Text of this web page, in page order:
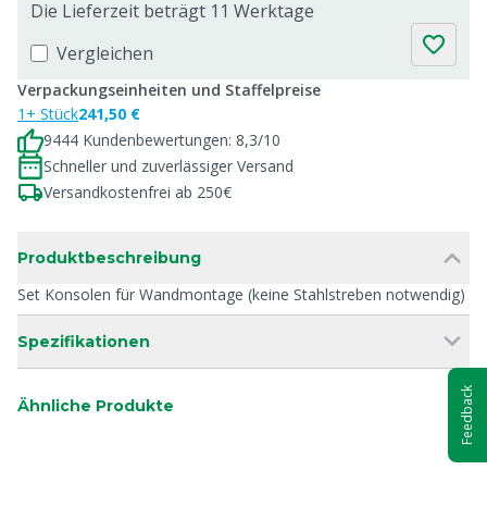
Die Lieferzeit beträgt 11 Werktage
Vergleichen
Verpackungseinheiten und Staffelpreise
1+ Stück241,50 €
9444 Kundenbewertungen: 8,3/10
Schneller und zuverlässiger Versand
Versandkostenfrei ab 250€
Produktbeschreibung
Set Konsolen für Wandmontage (keine Stahlstreben notwendig)
Spezifikationen
Ähnliche Produkte Feedback